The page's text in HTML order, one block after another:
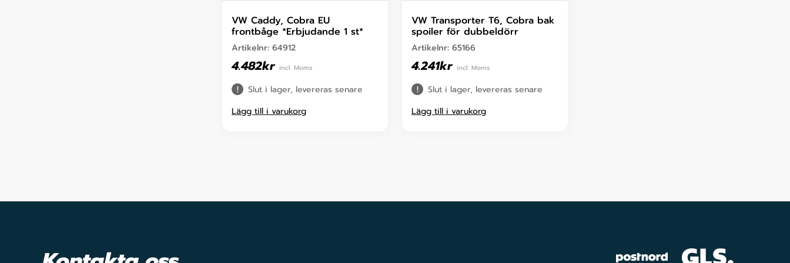
VW Caddy, Cobra EU
frontbåge *Erbjudande 1 st*
Artikelnr: 64912
4.482kr incl. Moms
Slut i lager, levereras senare
Lägg till i varukorg
VW Transporter T6, Cobra bak
spoiler för dubbeldörr
Artikelnr: 65166
4.241kr incl. Moms
Slut i lager, levereras senare
Lägg till i varukorg